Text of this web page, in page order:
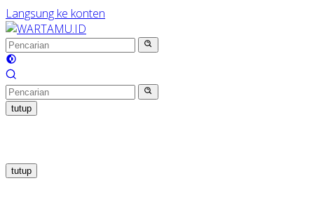
Langsung ke konten
tutup
tutup